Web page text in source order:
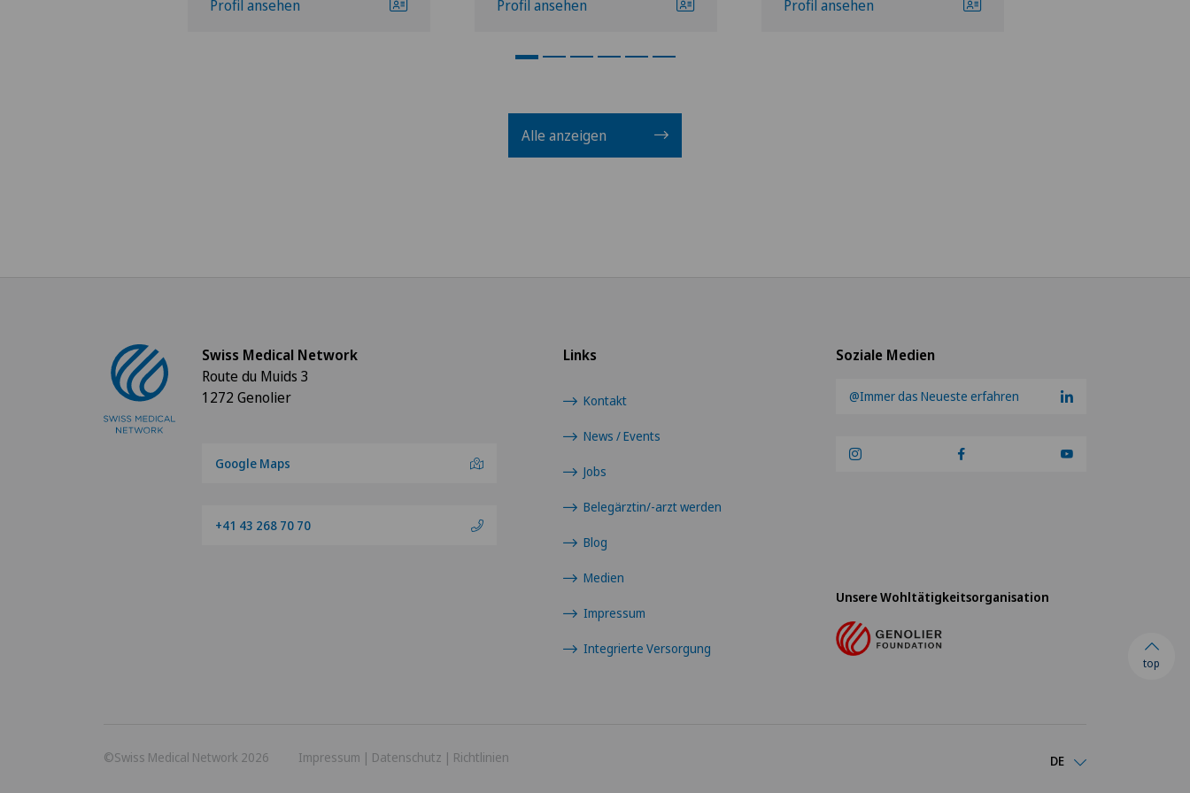
Profil ansehen Profil ansehen Profil ansehen
Alle anzeigen
Soziale Medien
@Immer das Neueste erfahren
Links
Kontakt
News / Events
Jobs
Belegärztin/-arzt werden
Blog
Medien
Impressum
Integrierte Versorgung
Swiss Medical Network
Route du Muids 3
1272 Genolier
Google Maps
+41 43 268 70 70
Unsere Wohltätigkeitsorganisation
top
©Swiss Medical Network 2026 Impressum | Datenschutz | Richtlinien DE